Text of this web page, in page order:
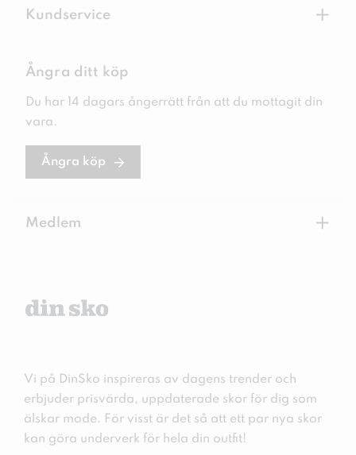
Kundservice +
Ångra ditt köp
Du har 14 dagars ångerrätt från att du mottagit din
vara.
Ångra köp
Medlem +
Vi på DinSko inspireras av dagens trender och
erbjuder prisvärda, uppdaterade skor för dig som
älskar mode. För visst är det så att ett par nya skor
kan göra underverk för hela din outfit!